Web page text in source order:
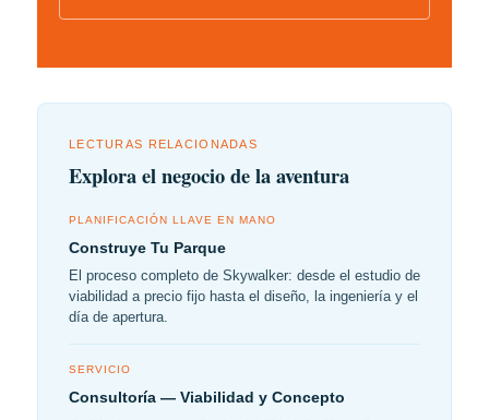
LECTURAS RELACIONADAS
Explora el negocio de la aventura
PLANIFICACIÓN LLAVE EN MANO
Construye Tu Parque
El proceso completo de Skywalker: desde el estudio de
viabilidad a precio fijo hasta el diseño, la ingeniería y el
día de apertura.
SERVICIO
Consultoría — Viabilidad y Concepto